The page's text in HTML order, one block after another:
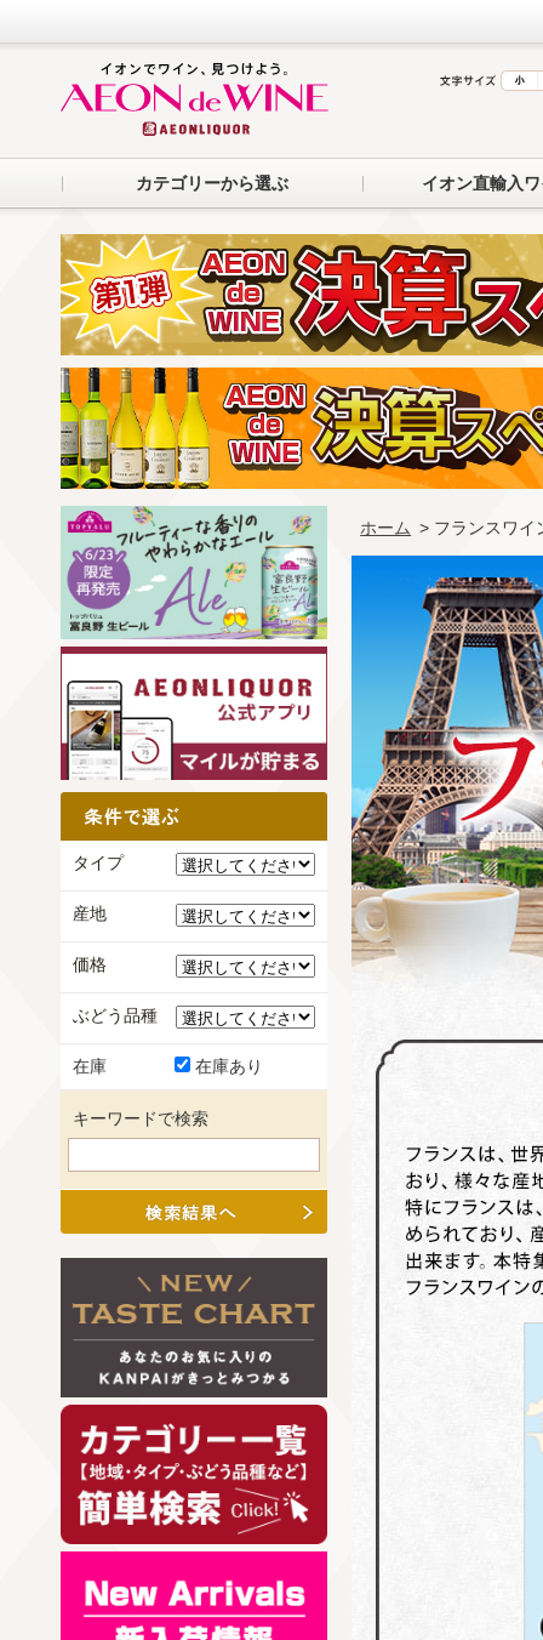
カテゴリーから選ぶ イオン直輸入
ホーム > フランスワイ
タイプ
産地
価格
ぶどう品種
在庫 在庫あり
キーワードで検索